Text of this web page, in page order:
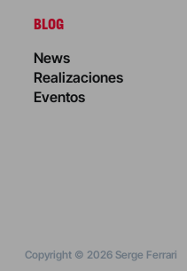
BLOG
News
Realizaciones
Eventos
Copyright © 2026 Serge Ferrari